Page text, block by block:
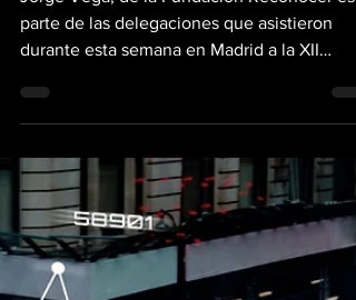
Asamblea de
Seguridad Vial en
Jorge Vega, de la Fundación Reconocer es
parte de las delegaciones que asistieron
durante esta semana en Madrid a la XII
Asamblea General del Observatorio
Iberoamericano de Seguridad Vial, OISEVI.
Vega es integrante de la Federación